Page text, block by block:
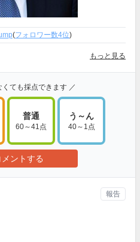
(フォロワー数4位)
もっと見る
ても採点できます ／
普通
60～41点
う～ん
40～1点
ントする
報告